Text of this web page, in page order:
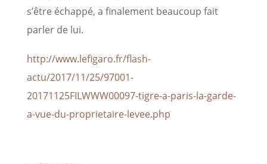
s’être échappé, a finalement beaucoup fait
parler de lui.
http://www.lefigaro.fr/flash-
actu/2017/11/25/97001-
20171125FILWWW00097-tigre-a-paris-la-garde-
a-vue-du-proprietaire-levee.php